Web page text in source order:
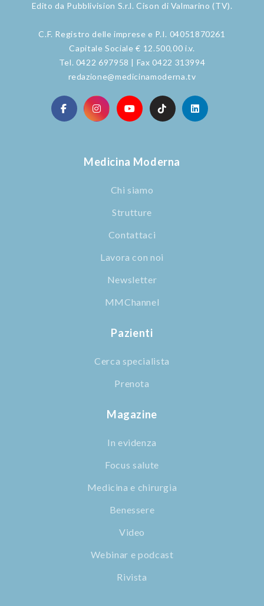
Edito da Pubblivision S.r.l. Cison di Valmarino (TV).
C.F. Registro delle imprese e P.I. 04051870261
Capitale Sociale € 12.500,00 i.v.
Tel. 0422 697958 | Fax 0422 313994
redazione@medicinamoderna.tv
Medicina Moderna
Chi siamo
Strutture
Contattaci
Lavora con noi
Newsletter
MMChannel
Pazienti
Cerca specialista
Prenota
Magazine
In evidenza
Focus salute
Medicina e chirurgia
Benessere
Video
Webinar e podcast
Rivista